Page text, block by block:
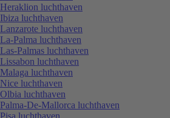
Heraklion luchthaven
Ibiza luchthaven
Lanzarote luchthaven
La-Palma luchthaven
Las-Palmas luchthaven
Lissabon luchthaven
Malaga luchthaven
Nice luchthaven
Olbia luchthaven
Palma-De-Mallorca luchthaven
Pisa luchthaven